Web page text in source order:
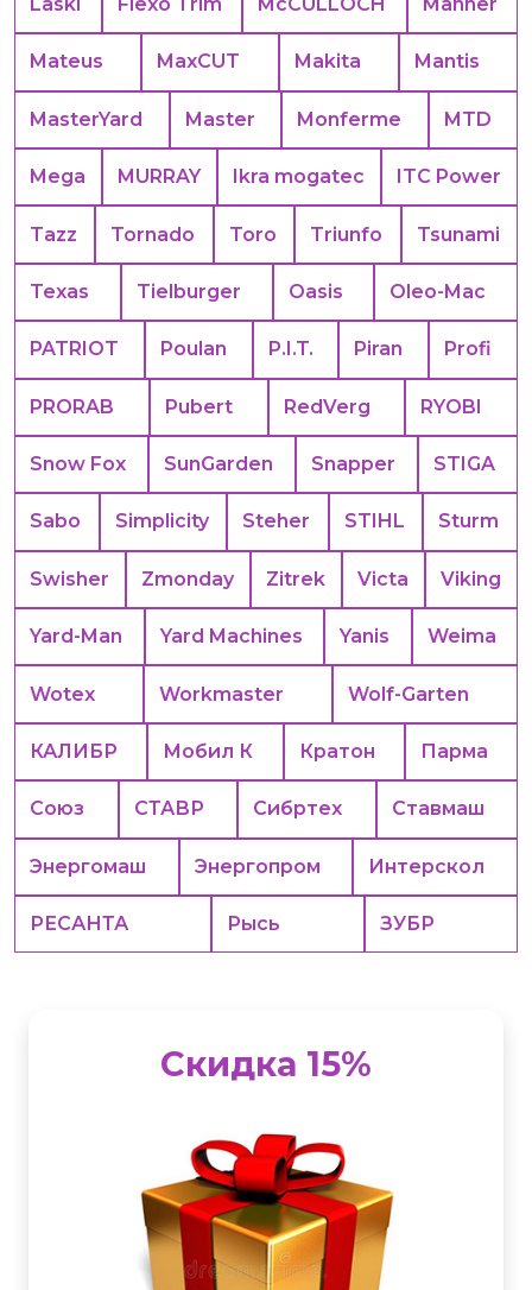
Mateus MaxCUT Makita Mantis
MasterYard Master Monferme MTD
Mega MURRAY Ikra mogatec ITC Power
Tazz Tornado Toro Triunfo Tsunami
Texas Tielburger Oasis Oleo-Mac
PATRIOT Poulan P.I.T. Piran Profi
PRORAB Pubert RedVerg RYOBI
Snow Fox SunGarden Snapper STIGA
Sabo Simplicity Steher STIHL Sturm
Swisher Zmonday Zitrek Victa Viking
Yard-Man Yard Machines Yanis Weima
Wotex Workmaster Wolf-Garten
КАЛИБР Мобил К Кратон Парма
Союз СТАВР Сибртех Ставмаш
Энергомаш Энергопром Интерскол
РЕСАНТА Рысь ЗУБР
Скидка 15%